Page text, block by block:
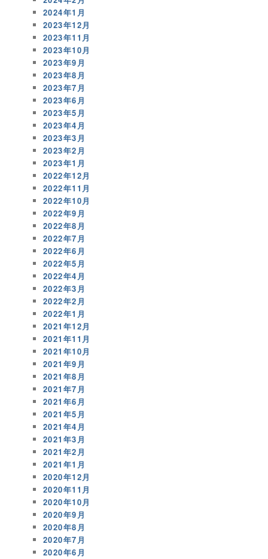
2024年1月
2023年12月
2023年11月
2023年10月
2023年9月
2023年8月
2023年7月
2023年6月
2023年5月
2023年4月
2023年3月
2023年2月
2023年1月
2022年12月
2022年11月
2022年10月
2022年9月
2022年8月
2022年7月
2022年6月
2022年5月
2022年4月
2022年3月
2022年2月
2022年1月
2021年12月
2021年11月
2021年10月
2021年9月
2021年8月
2021年7月
2021年6月
2021年5月
2021年4月
2021年3月
2021年2月
2021年1月
2020年12月
2020年11月
2020年10月
2020年9月
2020年8月
2020年7月
2020年6月